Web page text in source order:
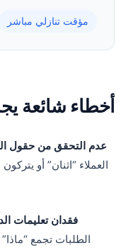
مؤقت تنازلي مباشر
أخطاء شائعة
عدم التحقق من حقول
العملاء “اثنان” أو
فقدان تعليمات
الطلبات تجمع